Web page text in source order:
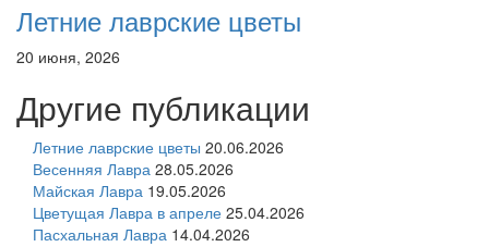
Летние лаврские цветы
20 июня, 2026
Другие публикации
Летние лаврские цветы 20.06.2026
Весенняя Лавра 28.05.2026
Майская Лавра 19.05.2026
Цветущая Лавра в апреле 25.04.2026
Пасхальная Лавра 14.04.2026